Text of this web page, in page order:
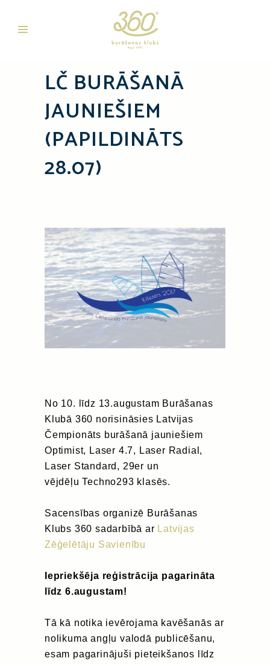
LČ BURĀŠANĀ
JAUNIEŠIEM
(PAPILDINĀTS
28.07)
No 10. līdz 13.augustam Burāšanas
Klubā 360 norisināsies Latvijas
Čempionāts burāšanā jauniešiem
Optimist, Laser 4.7, Laser Radial,
Laser Standard, 29er un
vējdēļu Techno293 klasēs.
Sacensības organizē Burāšanas
Klubs 360 sadarbībā ar Latvijas
Zēģelētāju Savienību
Iepriekšēja reģistrācija pagarināta
līdz 6.augustam!
Tā kā notika ievērojama kavēšanās ar
nolikuma angļu valodā publicēšanu,
esam pagarinājuši pieteikšanos līdz